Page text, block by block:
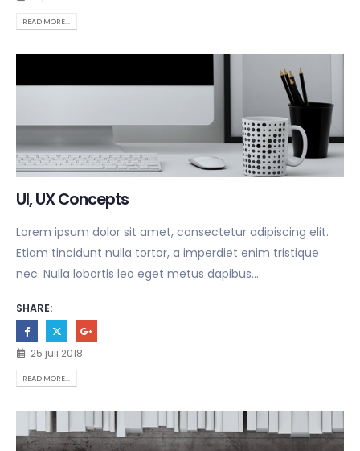
READ MORE...
UI, UX Concepts
Lorem ipsum dolor sit amet, consectetur adipiscing elit.
Etiam tincidunt nulla tortor, a imperdiet enim tristique
nec. Nulla lobortis leo eget metus dapibus...
SHARE:
25 juli 2018
READ MORE...